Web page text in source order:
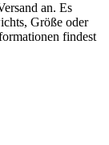
an. Es
Größe oder
findest